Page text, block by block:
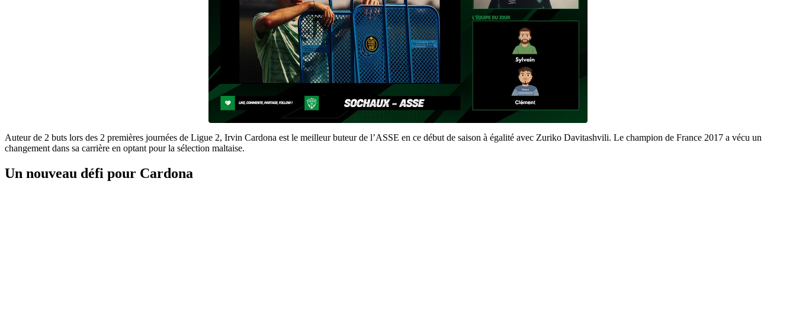
Auteur de 2 buts lors des 2 premières journées de Ligue 2, Irvin Cardona est le meilleur buteur de l’ASSE en ce début de saison à égalité avec Zuriko Davitashvili. Le champion de France 2017 a vécu un
changement dans sa carrière en optant pour la sélection maltaise.
Un nouveau défi pour Cardona